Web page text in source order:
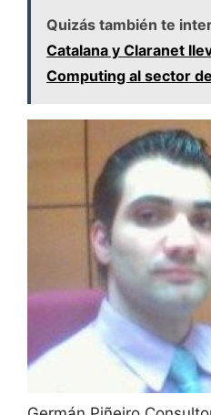
Quizás también te
Catalana y Claranet
Computing al sector